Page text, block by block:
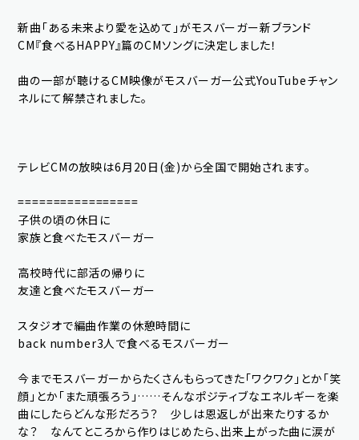
media
profile
video
新規会員登録
fc news
blog
新曲「ある未来より愛を込めて」がモスバーガー新ブランド
CM『食べるHAPPY』篇のCMソングに決定しました！
曲の一部が聴けるCM映像がモスバーガー公式YouTubeチャン
ネルにて解禁されました。
テレビCMの放映は6月20日(金)から全国で開始されます。
=================
子供の頃の休日に
家族と食べたモスバーガー
高校時代に部活の帰りに
友達と食べたモスバーガー
スタジオで編曲作業の休憩時間に
back number3人で食べるモスバーガー
今までモスバーガーからたくさんもらってきた「ワクワク」とか「笑
顔」とか「また頑張ろう」……そんなポジティブなエネルギーを楽
曲にしたらどんな形だろう？ 少しは恩返しが出来たりするか
な？ なんてところから作りはじめたら、出来上がった曲に涙が